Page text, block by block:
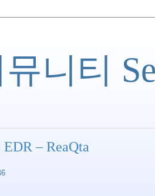
니티
– ReaQta